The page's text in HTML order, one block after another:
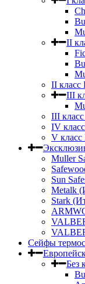
II
II
III
III
IV
V
Muller
Sun
Metalk
Stark
Сейфы
Без